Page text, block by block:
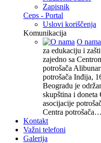
Zapisnik
Ceps - Portal
Uslovi koriščenja
Komunikacija
O nama
za edukaciju i
zajedno sa
potrošača
potrošača Inđija,
Beogradu je
skupština i
asocijacije
Centra potrošača…
Kontakt
Važni telefoni
Galerija